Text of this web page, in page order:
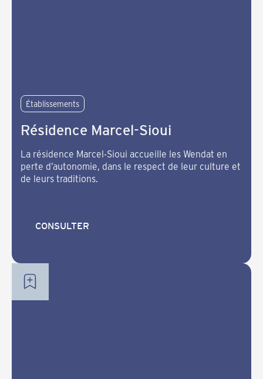
Établissements
Résidence Marcel-Sioui
La résidence Marcel-Sioui accueille les Wendat en
perte d’autonomie, dans le respect de leur culture et
de leurs traditions.
CONSULTER
CONSULTER